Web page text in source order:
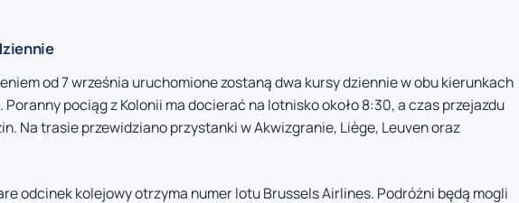
od 7 września uruchomione zostaną dwa kursy dziennie w obu kierunkach
Poranny pociąg z Kolonii ma docierać na lotnisko około 8:30, a czas przejazdu
Na trasie przewidziano przystanki w Akwizgranie, Liège, Leuven oraz
odcinek kolejowy otrzyma numer lotu Brussels Airlines. Podróżni będą mogli